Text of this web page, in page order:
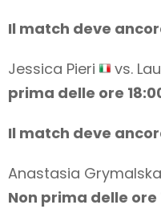
Il match deve
Jessica Pieri
vs.
prima delle ore
Il match deve
Anastasia Grymalska
Non prima delle ore